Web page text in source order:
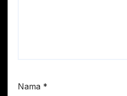
Nama *